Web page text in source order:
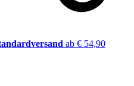
ab € 54,90